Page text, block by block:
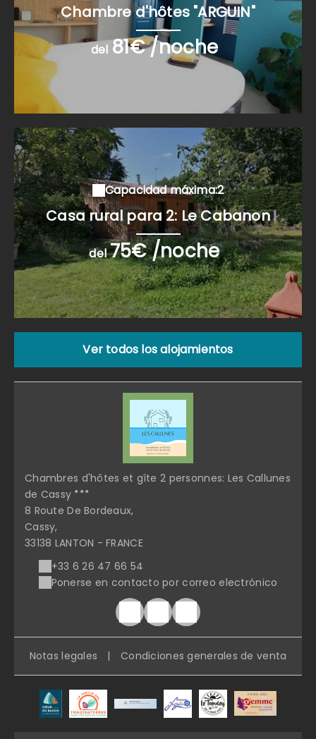
Chambre d'hôtes "ARGUIN"
del 81€ /noche
Capacidad máxima:2
Casa rural para 2: Le Cabanon
del75€ /noche
Ver todos los alojamientos
Chambres d'hôtes et gîte 2 personnes: Les Callunes
de Cassy
8 Route De Bordeaux,
Cassy,
33138 LANTON - FRANCE
+33 6 26 47 66 54
Ponerse en contacto por correo electrónico
Notas legales | Condiciones generales de venta